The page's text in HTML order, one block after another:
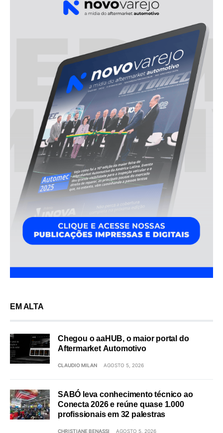
EM ALTA
Chegou o aaHUB, o maior portal do
Aftermarket Automotivo
CLAUDIO MILAN AGOSTO 5, 2026
SABÓ leva conhecimento técnico ao
Conecta 2026 e reúne quase 1.000
profissionais em 32 palestras
CHRISTIANE BENASSI AGOSTO 5, 2026